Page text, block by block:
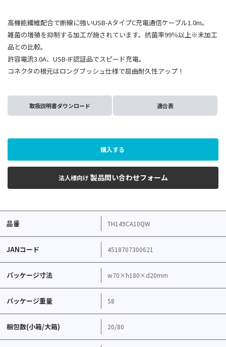
高機能繊維配合で断線に強いUSB-AタイプC充電通信ケーブル1.0m。
雑菌の増殖を抑制する加工が施されています。抗菌率99％以上※未加工
品との比較。
許容電流3.0A、USB-IF認証品でスピード充電。
コネクタの根元はロングブッシュ仕様で屈曲耐久性アップ！
取扱説明書ダウンロード 適合表
購入する
法人様向け 製品問い合わせフォーム
品番 TH149CA10QW
JANコード 4518707300621
パッケージ寸法 w70×h180×d20mm
パッケージ重量 58
梱包数(小箱/大箱) 20/80